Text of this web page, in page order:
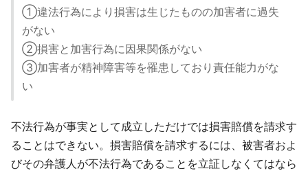
①違法行為により損害は生じたものの加害者に過失
がない
②損害と加害行為に因果関係がない
③加害者が精神障害等を罹患しており責任能力がな
い
不法行為が事実として成立しただけでは損害賠償を請求す
ることはできない。損害賠償を請求するには、被害者およ
びその弁護人が不法行為であることを立証しなくてはなら